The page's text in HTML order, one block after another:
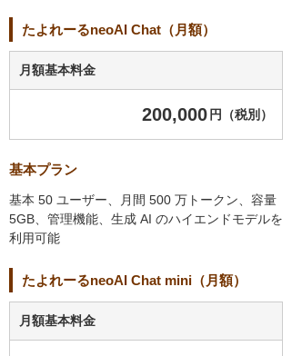
たよれーるneoAI Chat（月額）
月額基本料金
200,000 円（税別）
基本プラン
基本 50 ユーザー、月間 500 万トークン、容量
5GB、管理機能、生成 AI のハイエンドモデルを
利用可能
たよれーるneoAI Chat mini（月額）
月額基本料金